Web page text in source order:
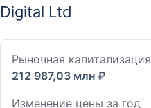
Digital Ltd
Рыночная капитализация
212 987,03 млн ₽
Изменение цены за год